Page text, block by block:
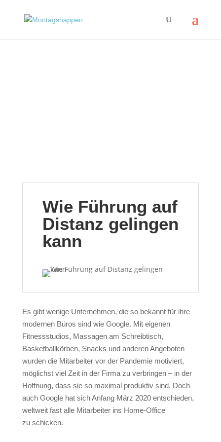
Wie Führung auf
Distanz gelingen
kann
Es gibt wenige Unternehmen, die so bekannt für ihre
modernen Büros sind wie Google. Mit eigenen
Fitnessstudios, Massagen am Schreibtisch,
Basketballkörben, Snacks und anderen Angeboten
wurden die Mitarbeiter vor der Pandemie motiviert,
möglichst viel Zeit in der Firma zu verbringen – in der
Hoffnung, dass sie so maximal produktiv sind. Doch
auch Google hat sich Anfang März 2020 entschieden,
weltweit fast alle Mitarbeiter ins Home-Office
zu schicken.